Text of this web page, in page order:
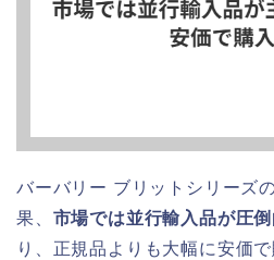
バーバリー ブリットシリーズ
果、 市場では並行輸入品が圧
り、正規品よりも大幅に安価